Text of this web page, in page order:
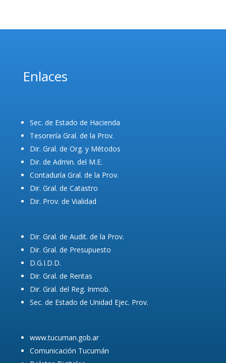
Enlaces
Sec. de Estado de Hacienda
Tesorería Gral. de la Prov.
Dir. Gral. de Org. y Métodos
Dir. de Admin. del M.E.
Contaduría Gral. de la Prov.
Dir. Gral. de Catastro
Dir. Prov. de Vialidad
Dir. Gral. de Audit. de la Prov.
Dir. Gral. de Presupuesto
D.G.I.D.D.
Dir. Gral. de Rentas
Dir. Gral. del Reg. Inmob.
Sec. de Estado de Unidad Ejec. Prov.
www.tucuman.gob.ar
Comunicación Tucumán